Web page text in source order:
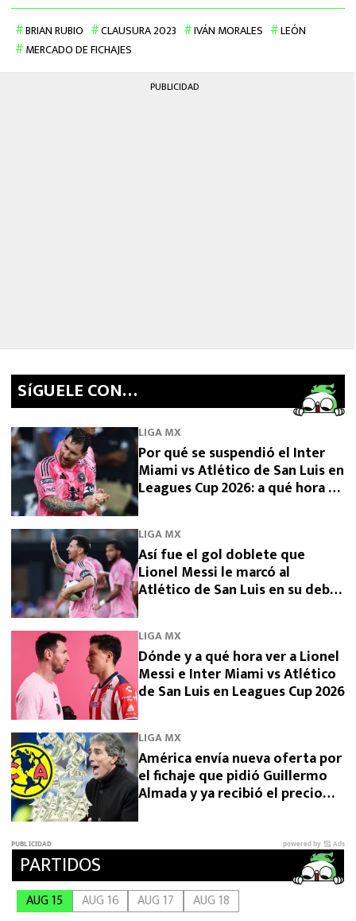
BRIAN RUBIO CLAUSURA 2023 IVÁN MORALES
LEÓN
MERCADO DE FICHAJES
PUBLICIDAD
SíGUELE CON…
LIGA MX
Por qué se suspendió el Inter
Miami vs Atlético de San Luis en
Leagues Cup 2026: a qué hora se
LIGA MX
Así fue el gol doblete que
Lionel Messi le marcó al
Atlético de San Luis en su debut
LIGA MX
Dónde y a qué hora ver a Lionel
Messi e Inter Miami vs Atlético
de San Luis en Leagues Cup 2026
LIGA MX
América envía nueva oferta por
el fichaje que pidió Guillermo
Almada y ya recibió el precio